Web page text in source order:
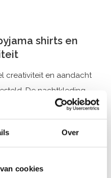
Over
cookies
shirts en
creativiteit en aandacht
De nachtkleding
stoffen gefabriceert,
zodat de pyjama's
items, deze